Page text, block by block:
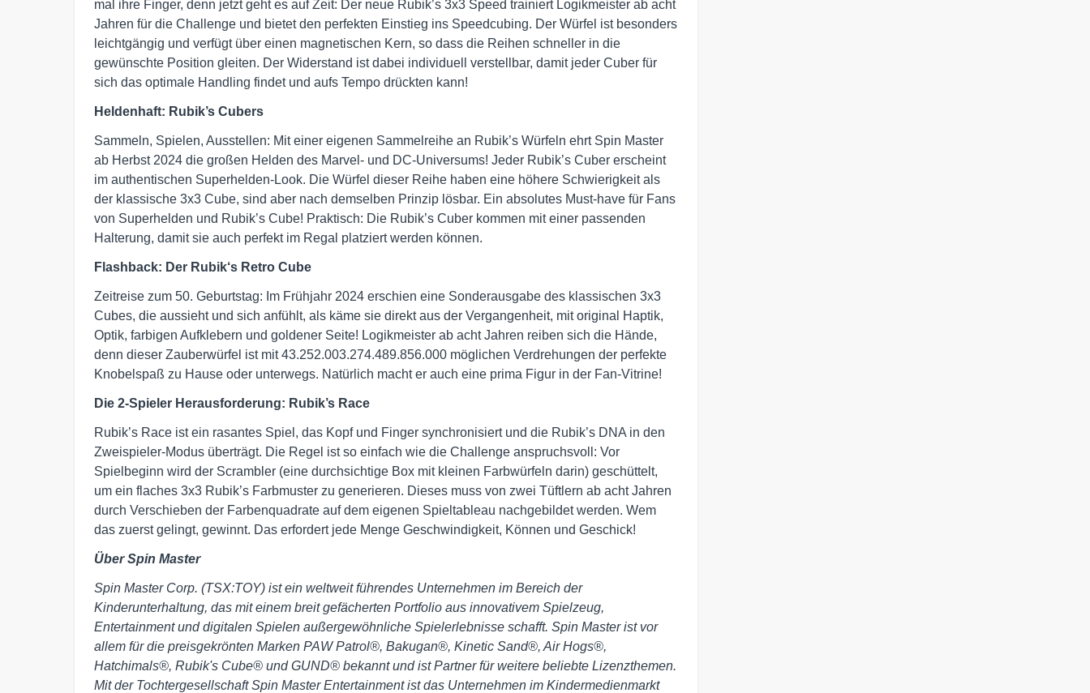
mal ihre Finger, denn jetzt geht es auf Zeit: Der neue Rubik’s 3x3 Speed trainiert Logikmeister ab acht
Jahren für die Challenge und bietet den perfekten Einstieg ins Speedcubing. Der Würfel ist besonders
leichtgängig und verfügt über einen magnetischen Kern, so dass die Reihen schneller in die
gewünschte Position gleiten. Der Widerstand ist dabei individuell verstellbar, damit jeder Cuber für
sich das optimale Handling findet und aufs Tempo drückten kann!
Heldenhaft: Rubik’s Cubers
Sammeln, Spielen, Ausstellen: Mit einer eigenen Sammelreihe an Rubik’s Würfeln ehrt Spin Master
ab Herbst 2024 die großen Helden des Marvel- und DC-Universums! Jeder Rubik’s Cuber erscheint
im authentischen Superhelden-Look. Die Würfel dieser Reihe haben eine höhere Schwierigkeit als
der klassische 3x3 Cube, sind aber nach demselben Prinzip lösbar. Ein absolutes Must-have für Fans
von Superhelden und Rubik’s Cube! Praktisch: Die Rubik’s Cuber kommen mit einer passenden
Halterung, damit sie auch perfekt im Regal platziert werden können.
Flashback: Der Rubik‘s Retro Cube
Zeitreise zum 50. Geburtstag: Im Frühjahr 2024 erschien eine Sonderausgabe des klassischen 3x3
Cubes, die aussieht und sich anfühlt, als käme sie direkt aus der Vergangenheit, mit original Haptik,
Optik, farbigen Aufklebern und goldener Seite! Logikmeister ab acht Jahren reiben sich die Hände,
denn dieser Zauberwürfel ist mit 43.252.003.274.489.856.000 möglichen Verdrehungen der perfekte
Knobelspaß zu Hause oder unterwegs. Natürlich macht er auch eine prima Figur in der Fan-Vitrine!
Die 2-Spieler Herausforderung: Rubik’s Race
Rubik’s Race ist ein rasantes Spiel, das Kopf und Finger synchronisiert und die Rubik’s DNA in den
Zweispieler-Modus überträgt. Die Regel ist so einfach wie die Challenge anspruchsvoll: Vor
Spielbeginn wird der Scrambler (eine durchsichtige Box mit kleinen Farbwürfeln darin) geschüttelt,
um ein flaches 3x3 Rubik’s Farbmuster zu generieren. Dieses muss von zwei Tüftlern ab acht Jahren
durch Verschieben der Farbenquadrate auf dem eigenen Spieltableau nachgebildet werden. Wem
das zuerst gelingt, gewinnt. Das erfordert jede Menge Geschwindigkeit, Können und Geschick!
Über Spin Master
Spin Master Corp. (TSX:TOY) ist ein weltweit führendes Unternehmen im Bereich der
Kinderunterhaltung, das mit einem breit gefächerten Portfolio aus innovativem Spielzeug,
Entertainment und digitalen Spielen außergewöhnliche Spielerlebnisse schafft. Spin Master ist vor
allem für die preisgekrönten Marken PAW Patrol®, Bakugan®, Kinetic Sand®, Air Hogs®,
Hatchimals®, Rubik's Cube® und GUND® bekannt und ist Partner für weitere beliebte Lizenzthemen.
Mit der Tochtergesellschaft Spin Master Entertainment ist das Unternehmen im Kindermedienmarkt